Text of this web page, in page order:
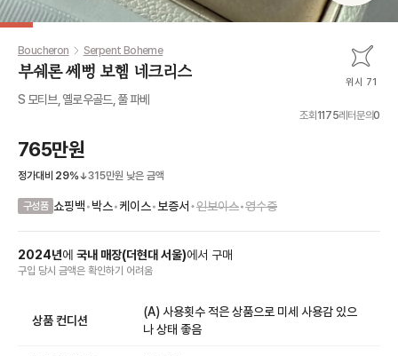
Boucheron Serpent Boheme
부쉐론 쎄뻥 보헴 네크리스 위시 71
S 모티브, 옐로우골드, 풀 파베
조회 1175레터문의0
765만원
정가대비 29% 315만원 낮은 금액
구성품 쇼핑백•박스•케이스• 보증서 •인보이스•영수증
2024년에 국내 매장(더현대 서울)에서 구매
구입 당시 금액은 확인하기 어려움
상품 컨디션
(A) 사용횟수 적은 상품으로 미세 사용감 있으
나 상태 좋음